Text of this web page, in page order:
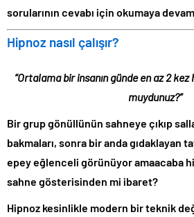
sorularının cevabı için okumaya
Hipnoz nasıl çalışır?
“Ortalama bir insanın günde en az 2 kez
muydunuz?”
Bir grup gönüllünün sahneye çıkıp
bakmaları, sonra bir anda gıdaklayan
epey eğlenceli görünüyor amaacaba
sahne gösterisinden mi ibaret?
Hipnoz kesinlikle modern bir teknik